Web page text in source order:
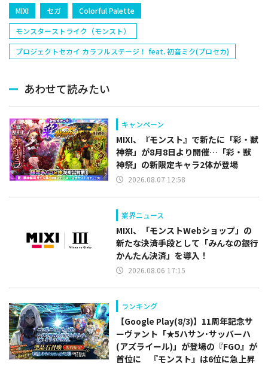
MIXI セガ
Colorful Palette
モンスターストライク（モンスト）
プロジェクトセカイ カラフルステージ！ feat. 初音ミク(プロセカ)
あわせて読みたい
キャンペーン
MIXI、『モンスト』で新たに「彩・獣
神祭」が8月8日より開催…「彩・獣
神祭」の新限定キャラ2体が登場
2026.08.07 12:58
業界ニュース
MIXI、「モンストWebショップ」の
新たな決済手段として「みんなの銀行
かんたん決済」を導入！
2026.08.06 17:15
ランキング
【Google Play(8/3)】11周年記念サ
ーヴァント「★5ハサン･サッバーハ
(アズライール)」が登場の『FGO』が
首位に 『モンスト』は6位に急上昇